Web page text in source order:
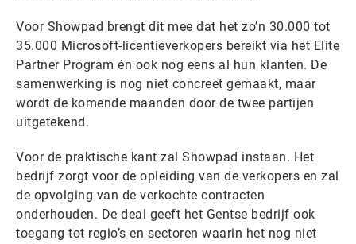
Voor Showpad brengt dit mee dat het zo’n 30.000 tot
35.000 Microsoft-licentieverkopers bereikt via het Elite
Partner Program én ook nog eens al hun klanten. De
samenwerking is nog niet concreet gemaakt, maar
wordt de komende maanden door de twee partijen
uitgetekend.
Voor de praktische kant zal Showpad instaan. Het
bedrijf zorgt voor de opleiding van de verkopers en zal
de opvolging van de verkochte contracten
onderhouden. De deal geeft het Gentse bedrijf ook
toegang tot regio’s en sectoren waarin het nog niet